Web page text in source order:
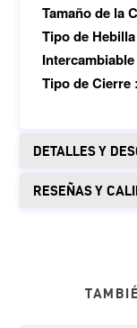
Tamaño de la
Tipo de
Tipo de Cierre :
DETALLES Y
RESEÑAS Y